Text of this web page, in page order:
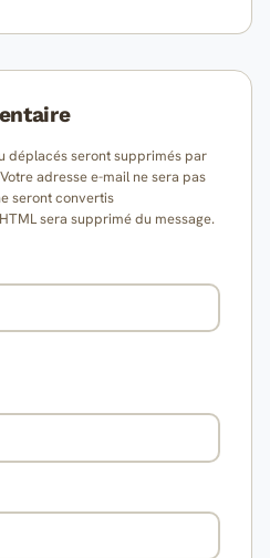
déplacés seront supprimés par
adresse e-mail ne sera pas
seront convertis
sera supprimé du message.